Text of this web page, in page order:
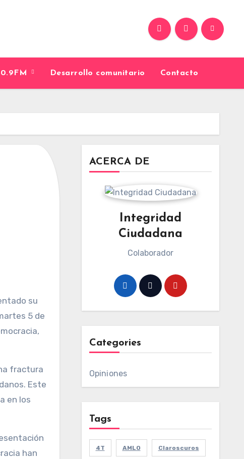
Desarrollo comunitario Contacto
su
5 de
fractura
Este
en los
han
ACERCA DE
Integridad
Ciudadana
Colaborador
Categories
Opiniones
Tags
4T AMLO Claroscuros